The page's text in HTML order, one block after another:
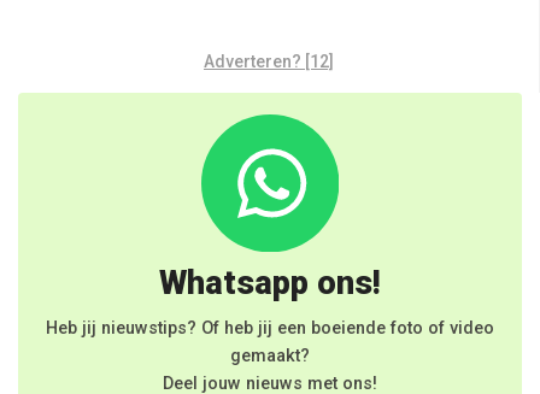
Adverteren? [12]
Whatsapp ons!
Heb jij nieuwstips? Of heb jij een boeiende foto of video
gemaakt?
Deel jouw nieuws met ons!